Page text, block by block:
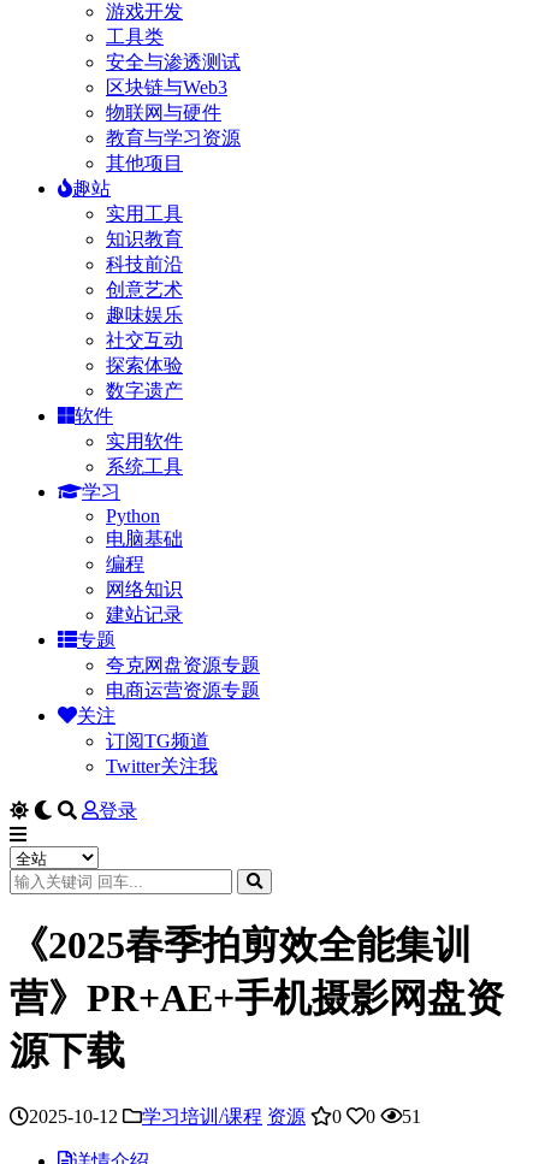
游戏开发
工具类
安全与渗透测试
区块链与Web3
物联网与硬件
教育与学习资源
其他项目
趣站
实用工具
知识教育
科技前沿
创意艺术
趣味娱乐
社交互动
探索体验
数字遗产
软件
实用软件
系统工具
学习
Python
电脑基础
编程
网络知识
建站记录
专题
夸克网盘资源专题
电商运营资源专题
关注
订阅TG频道
Twitter关注我
登录
《2025春季拍剪效全能集训
营》PR+AE+手机摄影网盘资
源下载
2025-10-12 学习培训/课程 资源 0 0 51